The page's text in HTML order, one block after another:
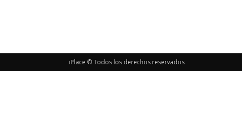
iPlace © Todos los derechos reservados